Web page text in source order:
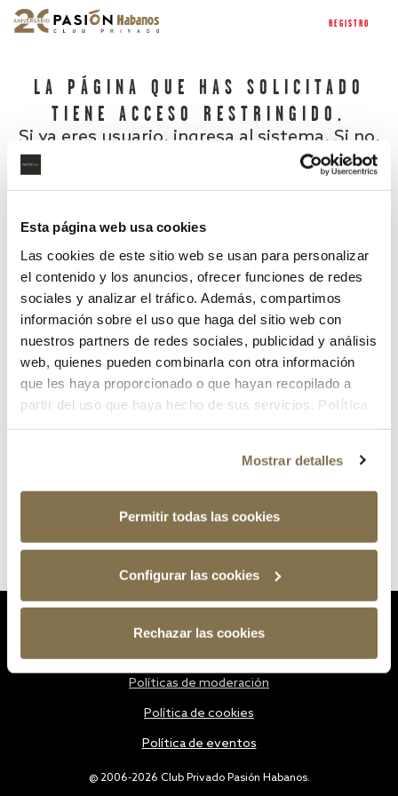
Esta página web usa cookies
Las cookies de este sitio web se usan para personalizar
el contenido y los anuncios, ofrecer funciones de redes
sociales y analizar el tráfico. Además, compartimos
información sobre el uso que haga del sitio web con
nuestros partners de redes sociales, publicidad y análisis
web, quienes pueden combinarla con otra información
que les haya proporcionado o que hayan recopilado a
partir del uso que haya hecho de sus servicios. Política
Mostrar detalles
Permitir todas las cookies
Configurar las cookies
Rechazar las cookies
REGISTRO
LA PÁGINA QUE HAS SOLICITADO
TIENE ACCESO RESTRINGIDO.
Si ya eres usuario, ingresa al sistema. Si no,
¿Has olvidado tu contraseña?
@ 2006-2026 Club Privado Pasión Habanos.
Políticas de moderación
Política de cookies
Política de eventos